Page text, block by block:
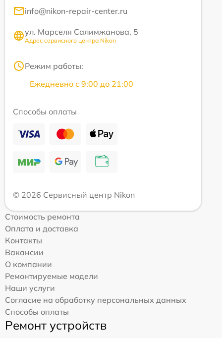
info@nikon-repair-center.ru
ул. Марселя Салимжанова, 5
Адрес сервисного центра Nikon
Режим работы:
Ежедневно с 9:00 до 21:00
Способы оплаты
© 2026 Сервисный центр Nikon
Стоимость ремонта
Оплата и доставка
Контакты
Вакансии
О компании
Ремонтируемые модели
Наши услуги
Согласие на обработку персональных данных
Способы оплаты
Ремонт устройств